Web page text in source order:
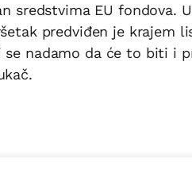
sredstvima EU fondova.
predviđen je krajem
se nadamo da će to biti i